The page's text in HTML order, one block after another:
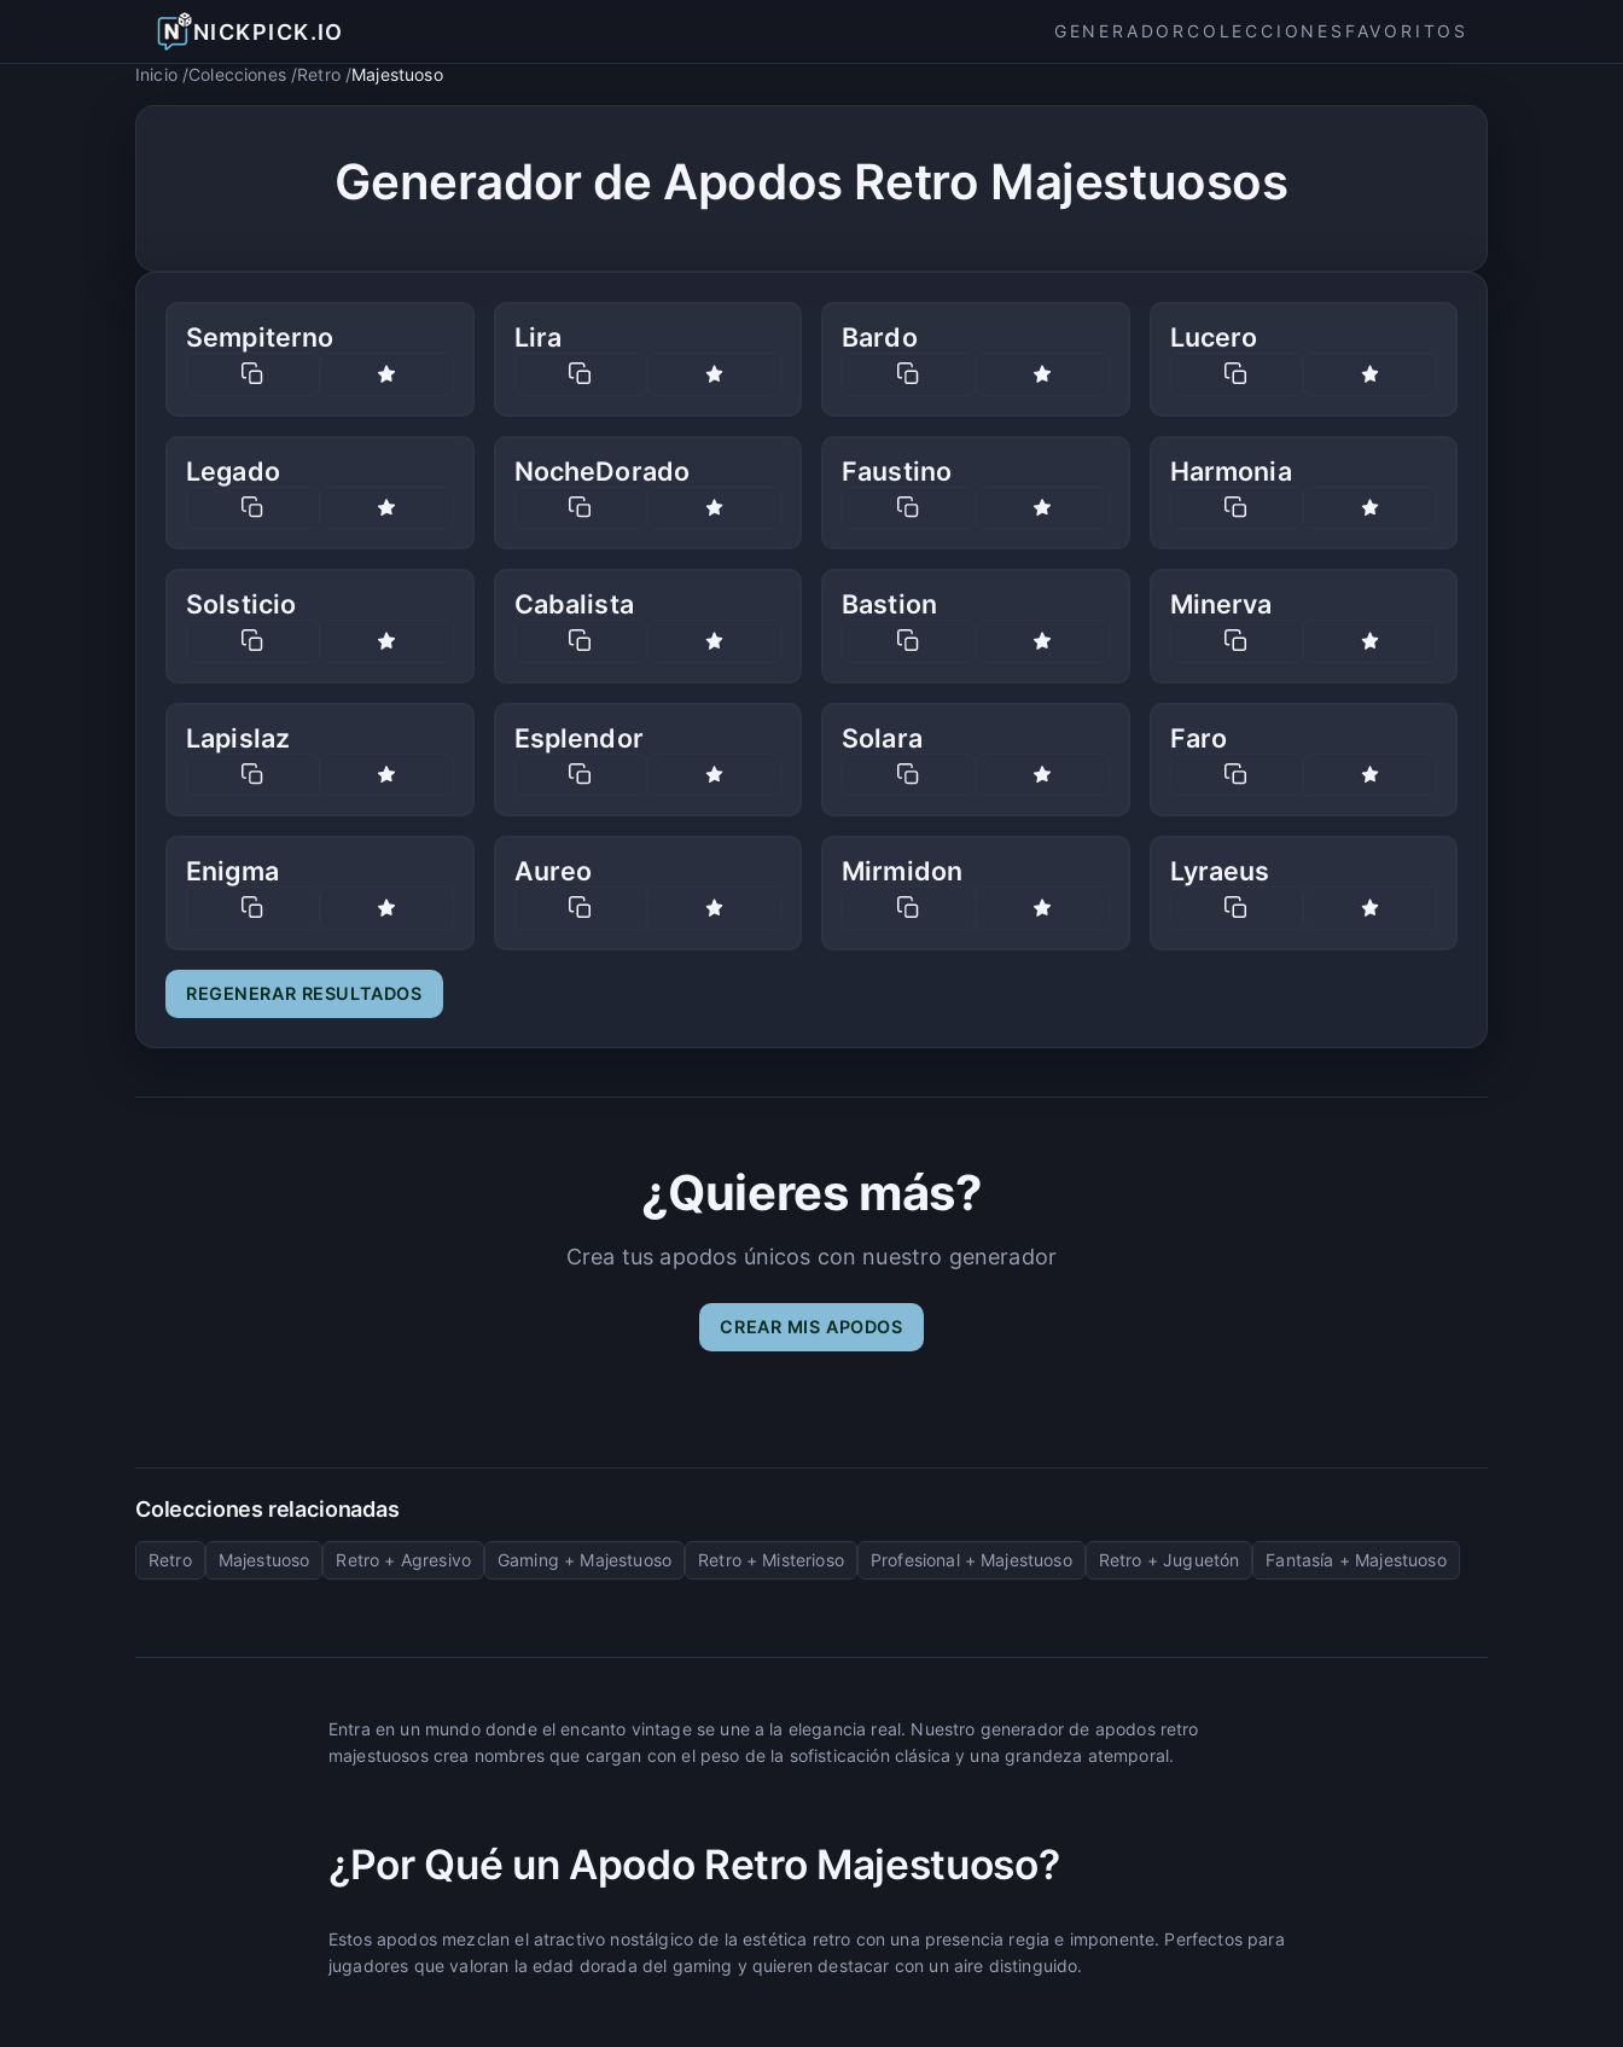
NICKPICK.IO GENERADOR COLECCIONES FAVORITOS
Inicio Colecciones Retro Majestuoso
Generador de Apodos Retro Majestuosos
Sempiterno Lira Bardo Lucero
Legado NocheDorado Faustino Harmonia
Solsticio Cabalista Bastion Minerva
Lapislaz Esplendor Solara Faro
Enigma Aureo Mirmidon Lyraeus
REGENERAR RESULTADOS
¿Quieres más?
Crea tus apodos únicos con nuestro generador
CREAR MIS APODOS
Colecciones relacionadas
Retro Majestuoso Retro + Agresivo Gaming + Majestuoso Retro + Misterioso Profesional + Majestuoso Retro + Juguetón Fantasía + Majestuoso
Entra en un mundo donde el encanto vintage se une a la elegancia real. Nuestro generador de apodos retro
majestuosos crea nombres que cargan con el peso de la sofisticación clásica y una grandeza atemporal.
¿Por Qué un Apodo Retro Majestuoso?
Estos apodos mezclan el atractivo nostálgico de la estética retro con una presencia regia e imponente. Perfectos para
jugadores que valoran la edad dorada del gaming y quieren destacar con un aire distinguido.